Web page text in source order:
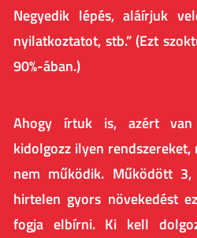
Negyedik lépés, aláírjuk
nyilatkoztatot, stb.” (Ezt
90%-ában.)
Ahogy írtuk is, azért van
kidolgozz ilyen
nem működik. Működött
hirtelen gyors növekedést
fogja elbírni. Ki kell